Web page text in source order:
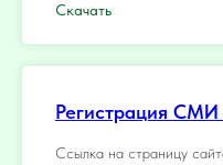
Скачать
Регистрация СМИ
Ссылка на страницу